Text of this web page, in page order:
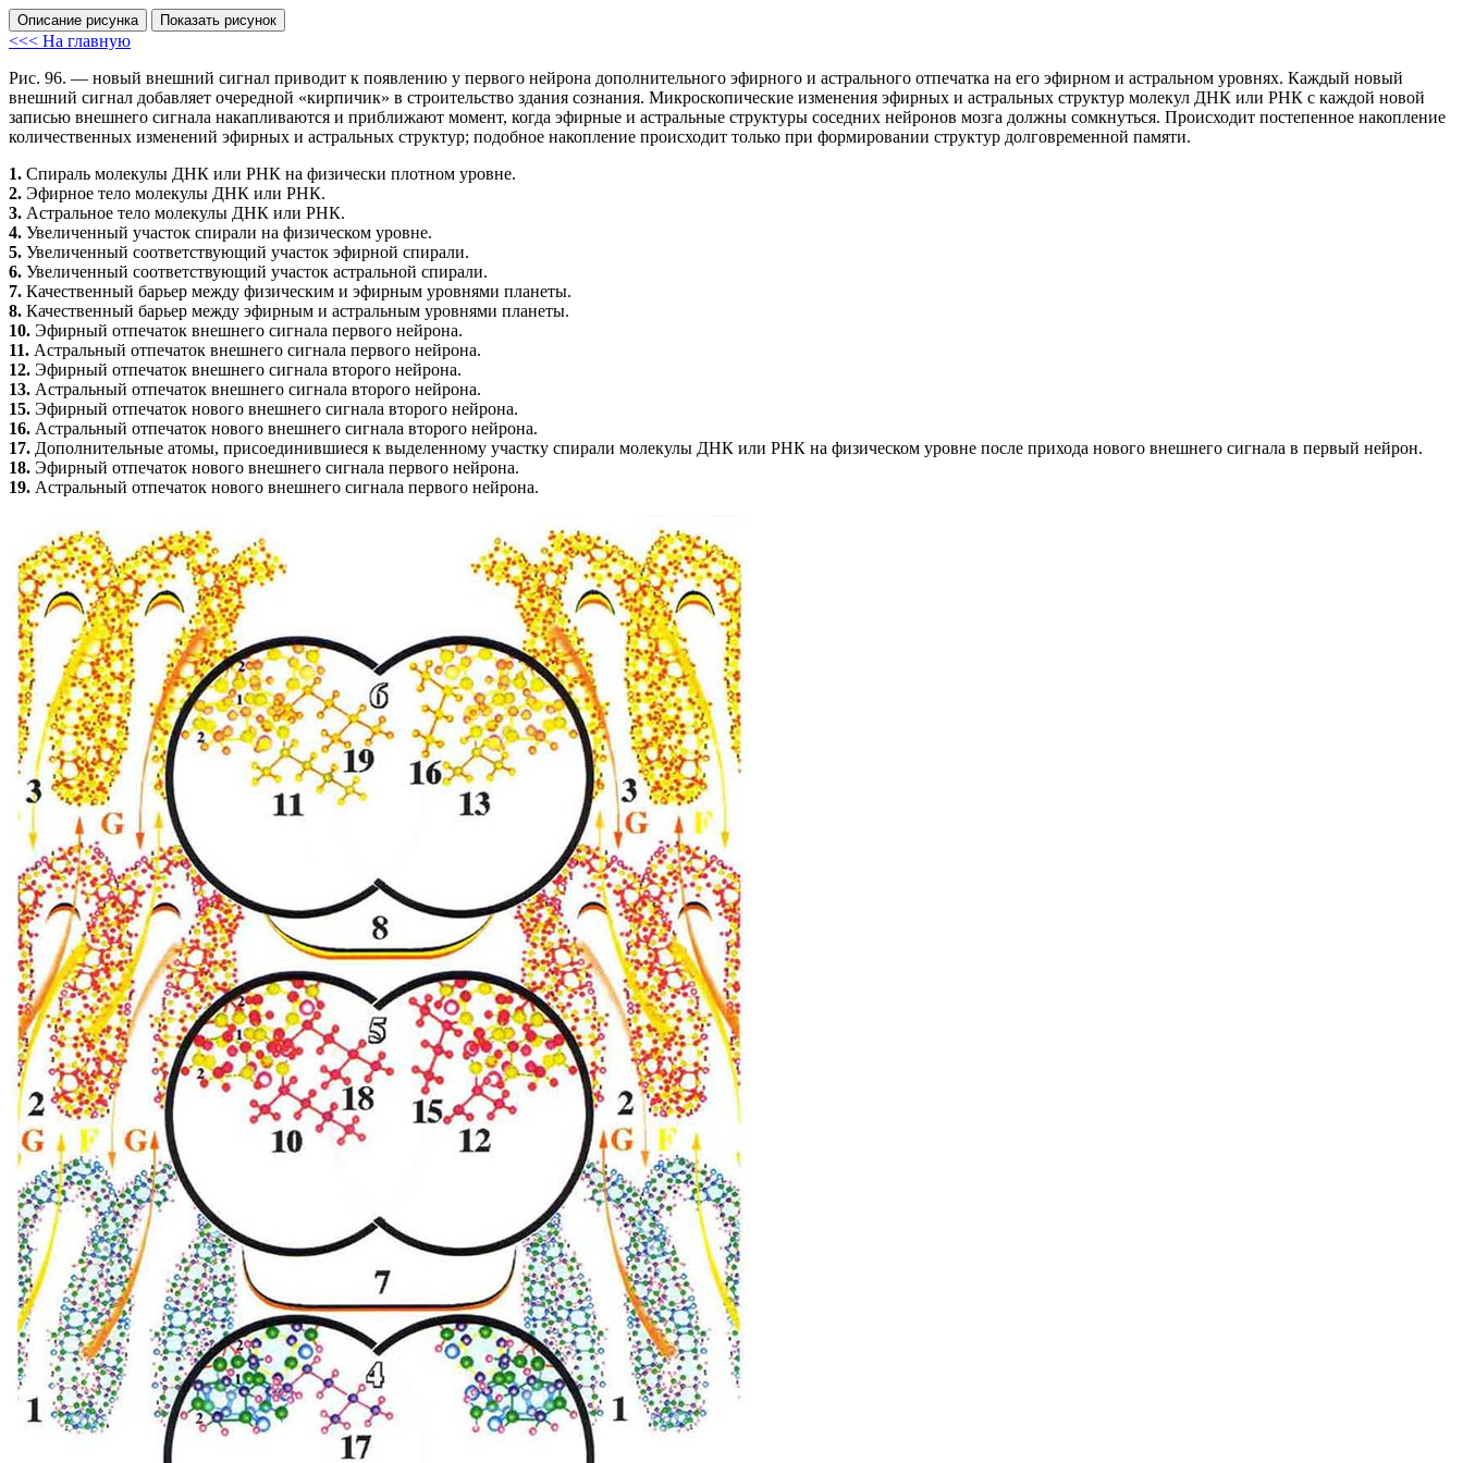
Описание рисунка Показать рисунок
<<< На главную
Рис. 96. — новый внешний сигнал приводит к появлению у первого нейрона дополнительного эфирного и астрального отпечатка на его эфирном и астральном уровнях. Каждый новый
внешний сигнал добавляет очередной «кирпичик» в строительство здания сознания. Микроскопические изменения эфирных и астральных структур молекул ДНК или РНК с каждой новой
записью внешнего сигнала накапливаются и приближают момент, когда эфирные и астральные структуры соседних нейронов мозга должны сомкнуться. Происходит постепенное накопление
количественных изменений эфирных и астральных структур; подобное накопление происходит только при формировании структур долговременной памяти.
1. Спираль молекулы ДНК или РНК на физически плотном уровне.
2. Эфирное тело молекулы ДНК или РНК.
3. Астральное тело молекулы ДНК или РНК.
4. Увеличенный участок спирали на физическом уровне.
5. Увеличенный соответствующий участок эфирной спирали.
6. Увеличенный соответствующий участок астральной спирали.
7. Качественный барьер между физическим и эфирным уровнями планеты.
8. Качественный барьер между эфирным и астральным уровнями планеты.
10. Эфирный отпечаток внешнего сигнала первого нейрона.
11. Астральный отпечаток внешнего сигнала первого нейрона.
12. Эфирный отпечаток внешнего сигнала второго нейрона.
13. Астральный отпечаток внешнего сигнала второго нейрона.
15. Эфирный отпечаток нового внешнего сигнала второго нейрона.
16. Астральный отпечаток нового внешнего сигнала второго нейрона.
17. Дополнительные атомы, присоединившиеся к выделенному участку спирали молекулы ДНК или РНК на физическом уровне после прихода нового внешнего сигнала в первый нейрон.
18. Эфирный отпечаток нового внешнего сигнала первого нейрона.
19. Астральный отпечаток нового внешнего сигнала первого нейрона.